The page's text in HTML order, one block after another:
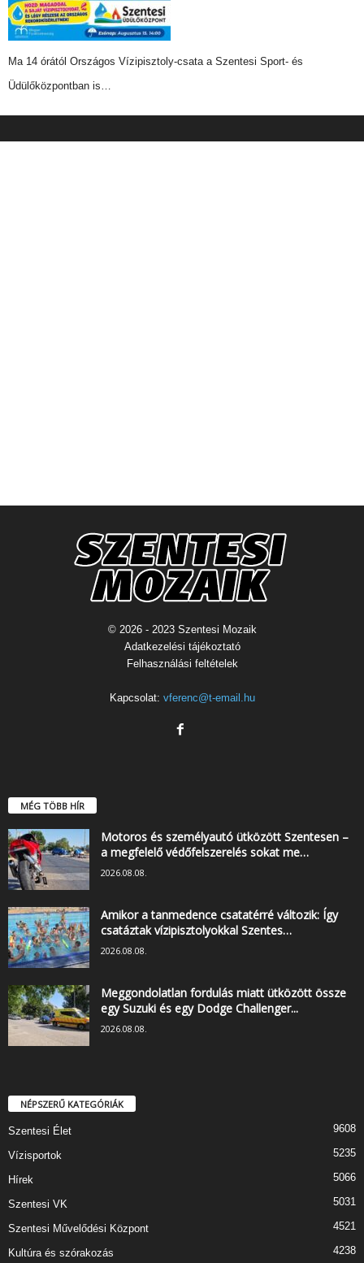
Ma 14 órától Országos Vízipisztoly-csata a Szentesi Sport- és
Üdülőközpontban is…
© 2026 - 2023 Szentesi Mozaik
Adatkezelési tájékoztató
Felhasználási feltételek
Kapcsolat: vferenc@t-email.hu
MÉG TÖBB HÍR
Motoros és személyautó ütközött Szentesen –
a megfelelő védőfelszerelés sokat me…
2026.08.08.
Amikor a tanmedence csatatérré változik: Így
csatáztak vízipisztolyokkal Szentes…
2026.08.08.
Meggondolatlan fordulás miatt ütközött össze
egy Suzuki és egy Dodge Challenger...
2026.08.08.
NÉPSZERŰ KATEGÓRIÁK
Szentesi Élet 9608
Vízisportok 5235
Hírek 5066
Szentesi VK 5031
Szentesi Művelődési Központ 4521
Kultúra és szórakozás 4238